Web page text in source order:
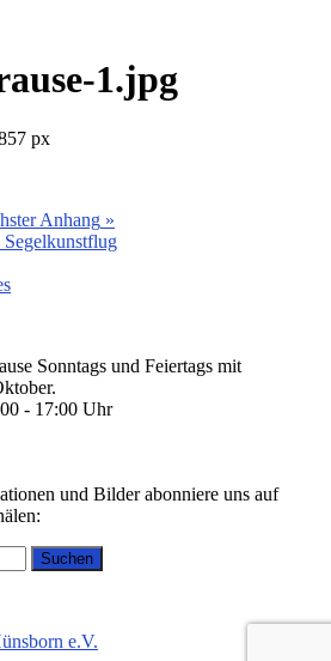
1.jpg
px
Anhang »
Segelkunstflug
Sonntags und Feiertags mit
- 17:00 Uhr
und Bilder abonniere uns auf
e.V.